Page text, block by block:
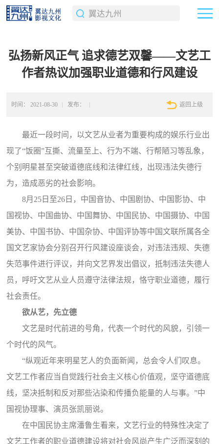
弘扬新风正气 追求德艺双馨——文艺工
作者热议加强职业道德和行风建设
时间： 2021-08-30 发布： 返回上级
最近一段时间，以文艺从业者为重要构成的娱乐行业出
现了“饭圈”互撕、流量至上、行为不端、行帮陋习等乱象，
个别明星甚至突破道德底线和法律红线，出现违法失德行
为，造成恶劣的社会影响。
8月25日至26日，中国音协、中国剧协、中国影协、中
国视协、中国曲协、中国舞协、中国民协、中国摄协、中国
美协、中国书协、中国杂协、中国评协等中国文联所属各全
国文艺家协会分别召开行风建设座谈会，对违法违规、失德
失范事件进行评议，并向文艺界发出倡议，抵制违法失德人
员，呼吁文艺从业人员遵守法律法规，恪守职业道德，履行
社会责任。
欲从艺，先立德
文艺是时代前进的号角，代表一个时代的风貌，引领一
个时代的风气。
“纵观近年来明星艺人的负面新闻，总会令人们叹息。
文艺工作者应当自觉践行社会主义核心价值观，坚守道德底
线，坚决抵制和反对那些沾染和传播负能量的人与事。”中
国视协理事、演员张凯丽说。
在中国民协主席潘鲁生看来，文艺行业的特殊性决定了
文艺工作者的职业道德建设将对社会风尚产生广泛而深刻的